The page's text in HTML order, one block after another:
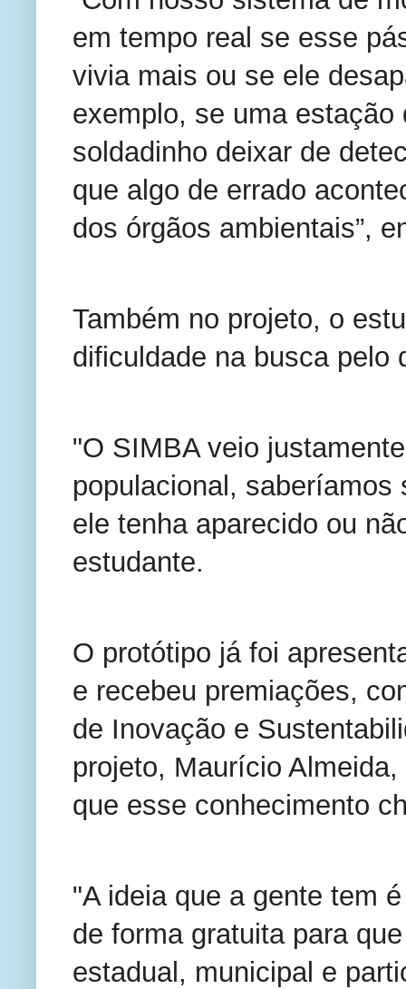
em tempo real se esse
vivia mais ou se ele
exemplo, se uma
soldadinho deixar de
que algo de errado
dos órgãos ambientais”,
Também no projeto, o
dificuldade na busca pelo
"O SIMBA veio
populacional,
ele tenha aparecido ou
estudante.
O protótipo já foi
e recebeu premiações,
de Inovação e
projeto, Maurício
que esse conhecimento
"A ideia que a gente tem
de forma gratuita para
estadual, municipal e